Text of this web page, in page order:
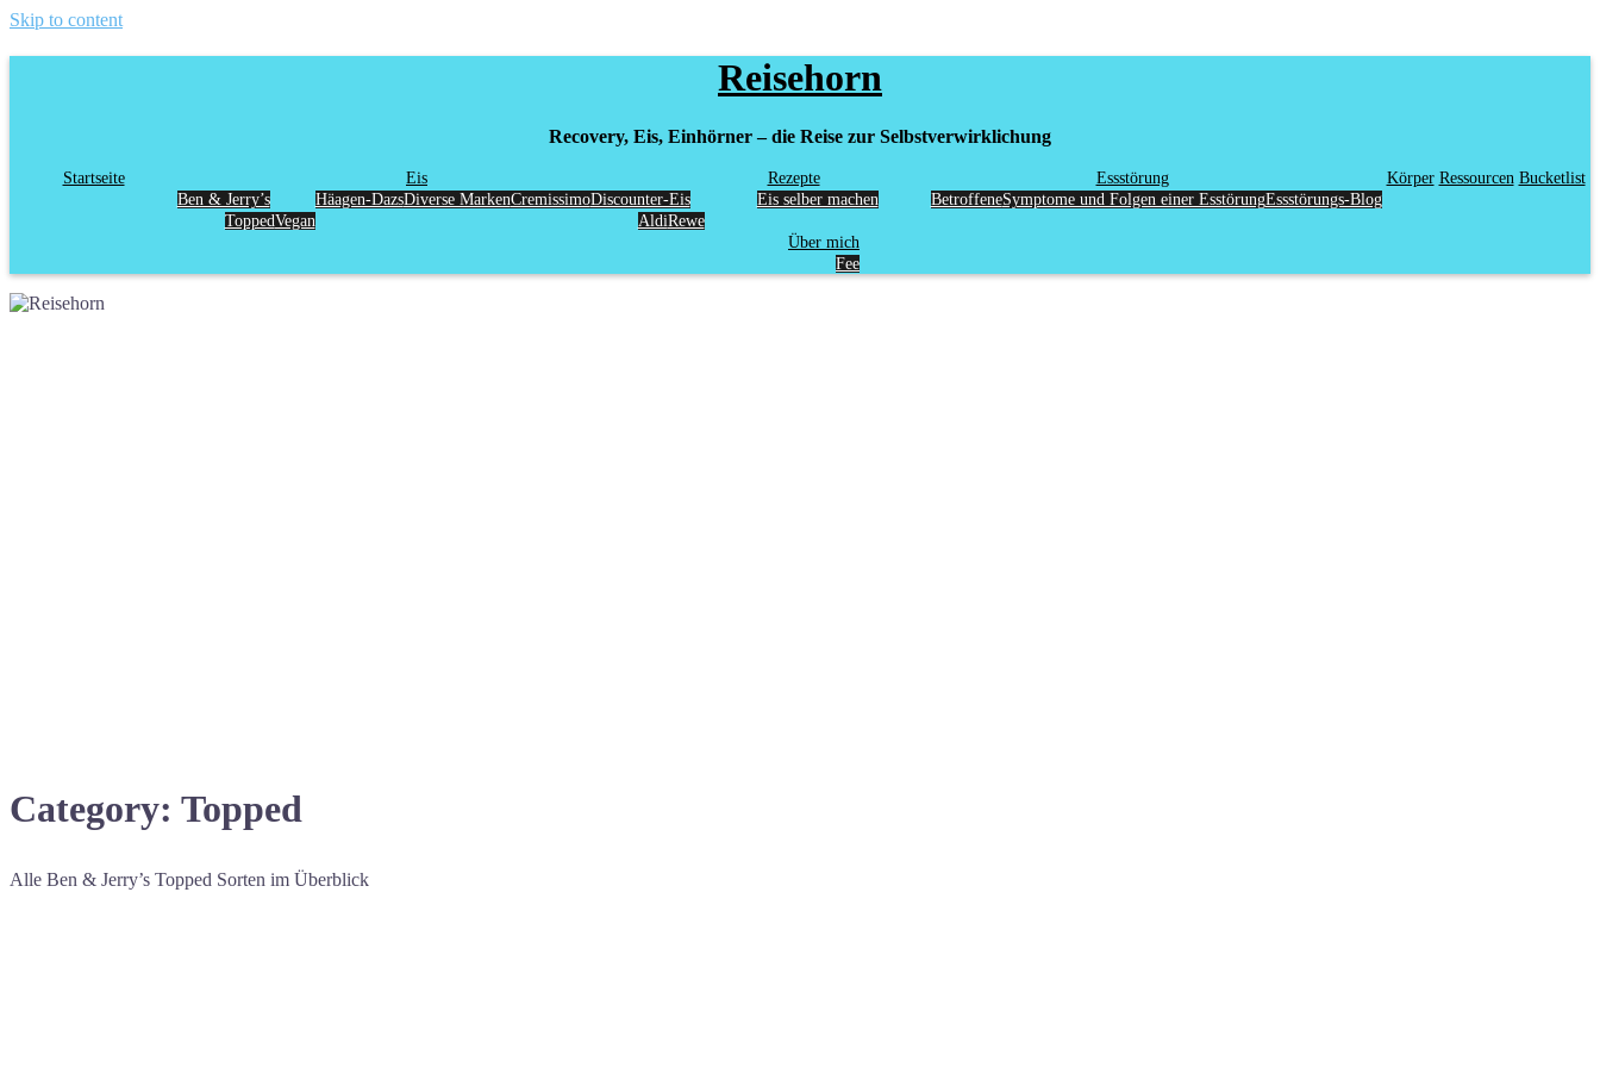
Skip to content
Reisehorn
Recovery, Eis, Einhörner – die Reise zur Selbstverwirklichung
Startseite
Eis
Ben & Jerry’s
ToppedVegan
Häagen-DazsDiverse MarkenCremissimoDiscounter-Eis
AldiRewe
Rezepte
Eis selber machen
Essstörung
BetroffeneSymptome und Folgen einer EsstörungEssstörungs-Blog
Körper Ressourcen Bucketlist
Über mich
Fee
Category: Topped
Alle Ben & Jerry’s Topped Sorten im Überblick